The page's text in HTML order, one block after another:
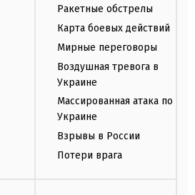
Ракетные обстрелы
Карта боевых действий
Мирные переговоры
Воздушная тревога в
Украине
Массированная атака по
Украине
Взрывы в России
Потери врага